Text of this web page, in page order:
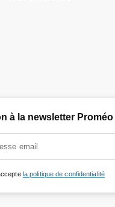
à la newsletter Proméo
la politique de confidentialité